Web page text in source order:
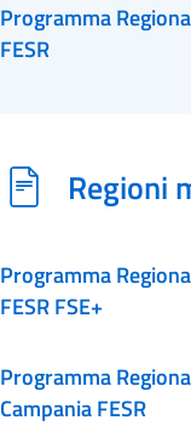
Programma
FESR
Regioni
Programma
FESR FSE+
Programma
Campania FESR